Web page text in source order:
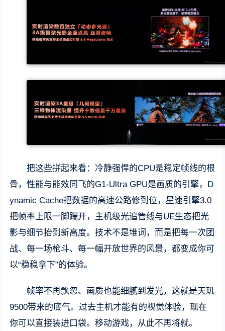
把这些拼起来看：冷静强悍的CPU是稳定帧线的根
骨，性能与能效同飞的G1-Ultra GPU是画质的引擎，D
ynamic Cache把数据的高速公路修到位，星速引擎3.0
把帧率上限一脚踹开，主机级光追管线与UE生态把光
影与细节抬到新高度。技术不是堆词，而是把每一次团
战、每一场枪斗、每一幅开放世界的风景，都变成你可
以“稳稳拿下”的体验。
帧率不再飘忽、画质也能细腻到发光，这就是天玑
9500带来的底气。过去主机才能有的视觉体验，现在
你可以直接装进口袋。移动游戏，从此不再将就。